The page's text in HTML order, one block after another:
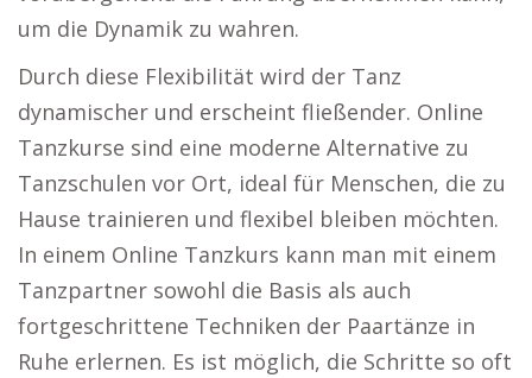
um die Dynamik zu wahren.
Durch diese Flexibilität wird der Tanz
dynamischer und erscheint fließender. Online
Tanzkurse sind eine moderne Alternative zu
Tanzschulen vor Ort, ideal für Menschen, die zu
Hause trainieren und flexibel bleiben möchten.
In einem Online Tanzkurs kann man mit einem
Tanzpartner sowohl die Basis als auch
fortgeschrittene Techniken der Paartänze in
Ruhe erlernen. Es ist möglich, die Schritte so oft